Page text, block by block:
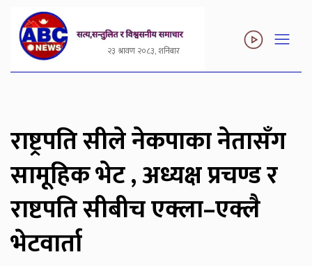
२३ श्रावण २०८३, शनिबार
राष्ट्रपति सीले नेकपाका नेतासँग
सामूहिक भेट , अध्यक्ष प्रचण्ड र
राष्टपति सीबीच एक्ला–एक्लै
भेटवार्ता